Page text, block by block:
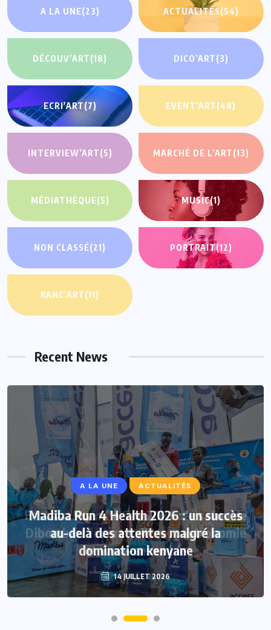
A LA UNE(23) ACTUALITÉS(54)
DÉCOUV’ART(18) DICO’ART(3)
ECRI'ART(7) EVENT’ART(48)
INTERVIEW’ART(5) MARCHÉ DE L’ART(13)
MÉDIATHÈQUE(5) MUSIC(1)
NON CLASSÉ(21) PORTRAIT(12)
RANC’ART(11)
Recent News
A LA UNE ACTUALITÉS
Madiba Run 4 Health 2026 : un succès
au-delà des attentes malgré la
domination kenyane
14 JUILLET 2026